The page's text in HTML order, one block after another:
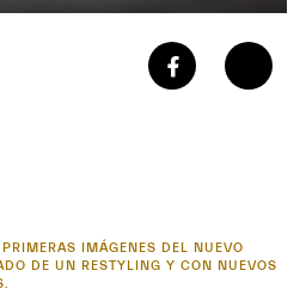
IMÁGENES DEL NUEVO
DE UN RESTYLING Y CON NUEVOS